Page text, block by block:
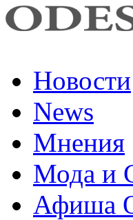
Новости
News
Мнения
Мода и
Афиша